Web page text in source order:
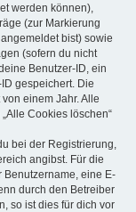
werden können),
(zur Markierung
bist) sowie
(sofern du nicht
Benutzer-ID, ein
gespeichert. Die
einem Jahr. Alle
Cookies löschen“
bei der Registrierung,
angibst. Für die
eine E-
durch den Betreiber
so ist dies für dich vor